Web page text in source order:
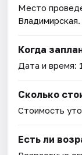
Место
Владимирская
Когда
Дата и время:
Сколько
Стоимость
Есть ли